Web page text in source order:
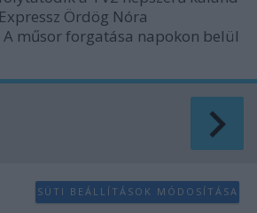
Ördög Nóra
A műsor forgatása napokon belül
SÜTI BEÁLLÍTÁSOK MÓDOSÍTÁSA